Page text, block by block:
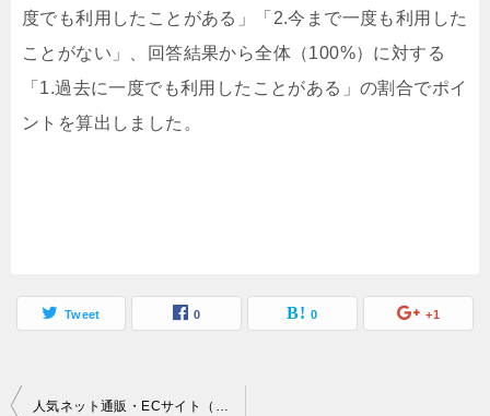
度でも利用したことがある」「2.今まで一度も利用した
ことがない」、回答結果から全体（100%）に対する
「1.過去に一度でも利用したことがある」の割合でポイ
ントを算出しました。
Tweet 0 0 +1
投
人気ネット通販・ECサイト（鎌倉編）